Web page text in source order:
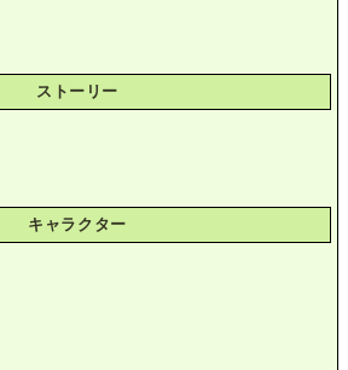
ストーリー
キャラクター